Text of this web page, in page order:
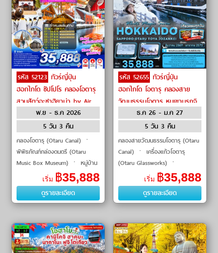
รหัส 52123 ทัวร์ญี่ปุ่น
ฮอกไกโด ซัปโปโร คลองโอตารุ
สวนสัตว์อะซาฮิยาม่า by Air
พ.ย - ธ.ค 2026
5 วัน 3 คืน
คลองโอตารุ (Otaru Canal) ㆍ
พิพิธภัณฑ์กล่องดนตรี (Otaru
Music Box Museum) ㆍ หมู่บ้าน
ช็อคโกแลต อิชิยะ (Shiroi Koibito
Park) ㆍ ศาลเจ้าคามิคาวะ
(Kamikawa Shrine)
เริ่ม ฿35,888
ดูรายละเอียด
รหัส 52655 ทัวร์ญี่ปุ่น
ฮอกไกโด โอตารุ คลองสาย
วัฒนธรรมโอตารุ หุบเขานรกจิ
โกคุดานิ by Air Asia X
ธ.ค 26 - ม.ค 27
5 วัน 3 คืน
คลองสายวัฒนธรรมโอตารุ (Otaru
Canal) ㆍ เครื่องแก้วโอตารุ
(Otaru Glassworks) ㆍ
พิพิธภัณฑ์กล่องดนตรี (Otaru
Music Box Museum) ㆍ Snow
World Toya (Snow World
Toya) ㆍ จุดชม
เริ่ม ฿35,888
ดูรายละเอียด